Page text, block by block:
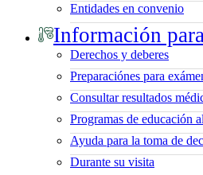
Entidades en convenio
Información
Derechos y deberes
Preparaciónes para
Consultar resultados
Programas de educación
Ayuda para la toma de
Durante su visita